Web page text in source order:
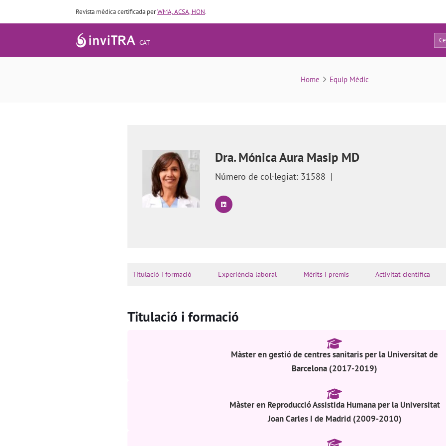
Revista mèdica certificada perWMA, ACSA, HON.
CAT
FIV amb donació d’òvuls i semen
40
Home Equip Mèdic
Dra. Mónica Aura Masip MD
Número de col·legiat: 31588 |
Titulació i formació Experiència laboral Mèrits i premis Activitat científica
Titulació i formació
Màster en gestió de centres sanitaris per la Universitat de
Barcelona (2017-2019)
Màster en Reproducció Assistida Humana per la Universitat
Joan Carles I de Madrid (2009-2010)